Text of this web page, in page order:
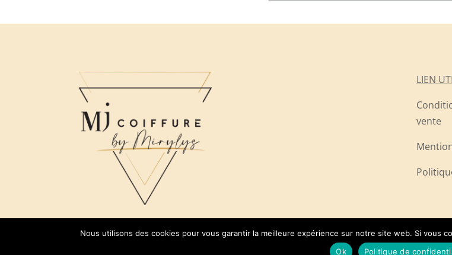
LIEN
vente
Nous utilisons des cookies pour vous garantir la meilleure expérience sur notre site web. Si vous
Ok
Politique de